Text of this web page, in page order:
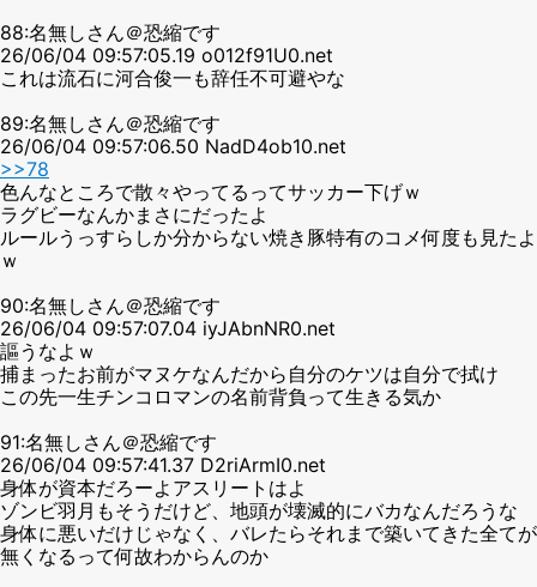
88:名無しさん＠恐縮です
26/06/04 09:57:05.19 o012f91U0.net
これは流石に河合俊一も辞任不可避やな
89:名無しさん＠恐縮です
26/06/04 09:57:06.50 NadD4ob10.net
>>78
色んなところで散々やってるってサッカー下げｗ
ラグビーなんかまさにだったよ
ルールうっすらしか分からない焼き豚特有のコメ何度も見たよ
ｗ
90:名無しさん＠恐縮です
26/06/04 09:57:07.04 iyJAbnNR0.net
謳うなよｗ
捕まったお前がマヌケなんだから自分のケツは自分で拭け
この先一生チンコロマンの名前背負って生きる気か
91:名無しさん＠恐縮です
26/06/04 09:57:41.37 D2riArmI0.net
身体が資本だろーよアスリートはよ
ゾンビ羽月もそうだけど、地頭が壊滅的にバカなんだろうな
身体に悪いだけじゃなく、バレたらそれまで築いてきた全てが
無くなるって何故わからんのか